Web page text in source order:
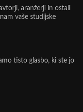
aranžerji in ostali
vaše studijske
tisto glasbo, ki ste jo